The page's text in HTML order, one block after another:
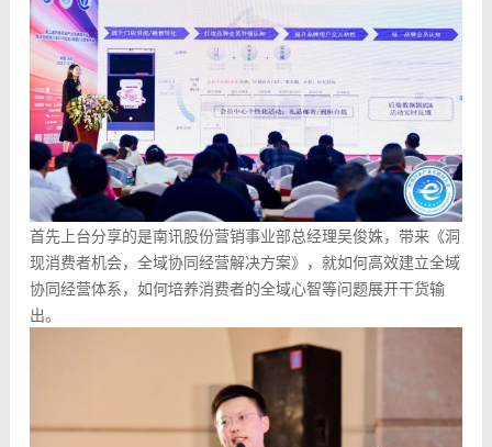
首先上台分享的是南讯股份营销事业部总经理吴俊姝，带来《洞
现消费者机会，全域协同经营解决方案》，就如何高效建立全域
协同经营体系，如何培养消费者的全域心智等问题展开干货输
出。